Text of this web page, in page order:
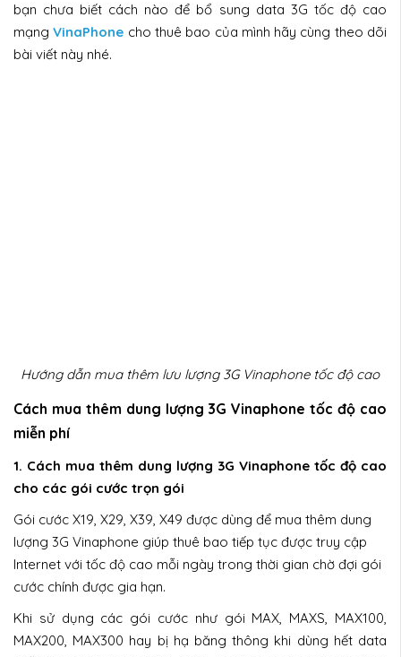
bạn chưa biết cách nào để bổ sung data 3G tốc độ cao
mạngVinaPhone cho thuê bao của mình hãy cùng theo dõi
bài viết này nhé.
Hướng dẫn mua thêm lưu lượng 3G Vinaphone tốc độ cao
Cách mua thêm dung lượng 3G Vinaphone tốc độ cao
miễn phí
1. Cách mua thêm dung lượng 3G Vinaphone tốc độ cao
cho các gói cước trọn gói
Gói cước X19, X29, X39, X49 được dùng để mua thêm dung
lượng 3G Vinaphone giúp thuê bao tiếp tục được truy cập
Internet với tốc độ cao mỗi ngày trong thời gian chờ đợi gói
cước chính được gia hạn.
Khi sử dụng các gói cước như gói MAX, MAXS, MAX100,
MAX200, MAX300 hay bị hạ băng thông khi dùng hết data